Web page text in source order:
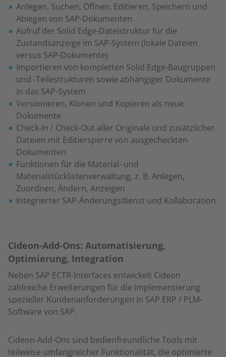
Anlegen, Suchen, Öffnen, Editieren, Speichern und
Ablegen von SAP-Dokumenten
Aufruf der Solid Edge-Dateistruktur für die
Zustandsanzeige im SAP-System (lokale Dateien
versus SAP-Dokumente)
Importieren von kompletten Solid Edge-Baugruppen
und -Teilestrukturen sowie abhängiger Dokumente
in das SAP-System
Versionieren, Klonen und Kopieren als neue
Dokumente
Check-In / Check-Out aller Originale und zusätzlicher
Dateien mit Editiersperre von ausgecheckten
Dokumenten
Funktionen für die Material- und
Materialstücklistenverwaltung, z. B. Anlegen,
Zuordnen, Ändern, Anzeigen
Integrierter SAP-Änderungsdienst und Kollaboration
Cideon-Add-Ons: Automatisierung,
Optimierung, Integration
Neben SAP ECTR-Interfaces entwickelt Cideon
zahlreiche Erweiterungen für die Implementierung
spezieller Kundenanforderungen in SAP ERP / PLM-
Software von SAP.
Cideon-Add-Ons sind bedienfreundliche Tools mit
teilweise umfangreicher Funktionalität, die optimierte